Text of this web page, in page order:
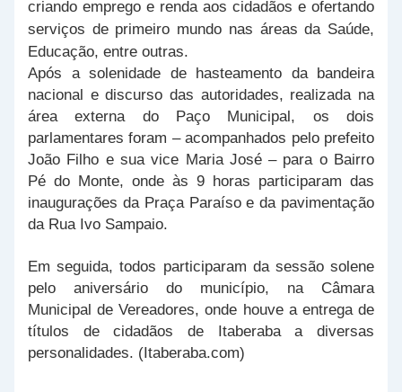
criando emprego e renda aos cidadãos e ofertando
serviços de primeiro mundo nas áreas da Saúde,
Educação, entre outras.
Após a solenidade de hasteamento da bandeira
nacional e discurso das autoridades, realizada na
área externa do Paço Municipal, os dois
parlamentares foram – acompanhados pelo prefeito
João Filho e sua vice Maria José – para o Bairro
Pé do Monte, onde às 9 horas participaram das
inaugurações da Praça Paraíso e da pavimentação
da Rua Ivo Sampaio.
Em seguida, todos participaram da sessão solene
pelo aniversário do município, na Câmara
Municipal de Vereadores, onde houve a entrega de
títulos de cidadãos de Itaberaba a diversas
personalidades. (Itaberaba.com)